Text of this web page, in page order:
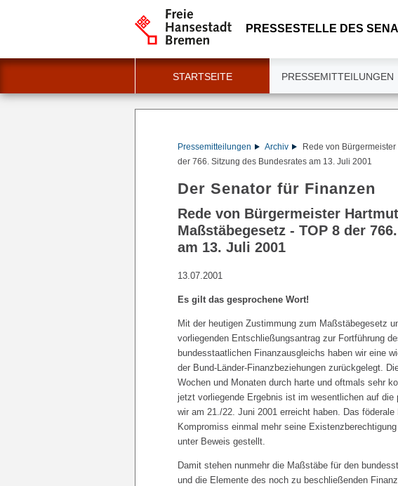
PRESSESTELLE DES
STARTSEITE PRESSEMITTEILUNGEN
Pressemitteilungen Archiv
Rede von
der 766. Sitzung des Bundesrates am 13. Juli 2001
Der Senator für Finanzen
Rede von Bürgermeister
Maßstäbegesetz - TOP 8 der
am 13. Juli 2001
13.07.2001
Es gilt das gesprochene Wort!
Mit der heutigen Zustimmung zum Maßstäbegesetz
vorliegenden Entschließungsantrag zur Fortführung
bundesstaatlichen Finanzausgleichs haben wir eine
der Bund-Länder-Finanzbeziehungen zurückgelegt.
Wochen und Monaten durch harte und oftmals sehr
jetzt vorliegende Ergebnis ist im wesentlichen auf
wir am 21./22. Juni 2001 erreicht haben. Das
Kompromiss einmal mehr seine
unter Beweis gestellt.
Damit stehen nunmehr die Maßstäbe für den
und die Elemente des noch zu beschließenden